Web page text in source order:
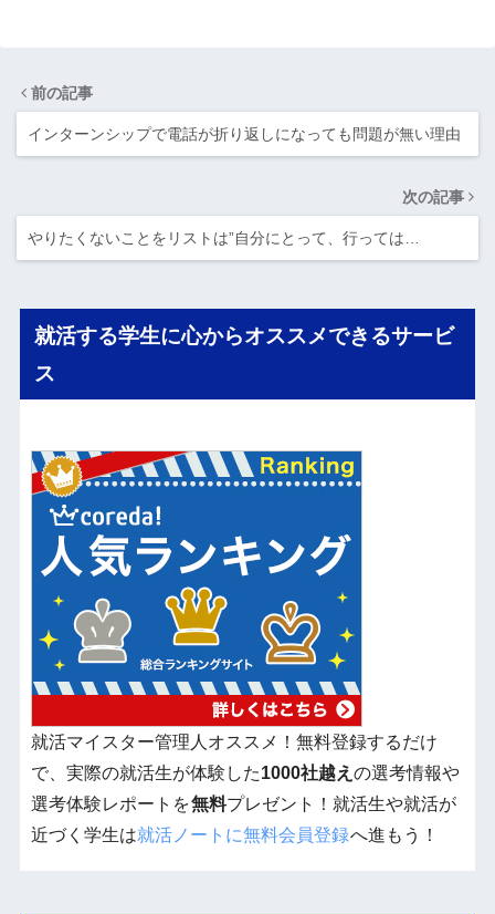
前の記事
インターンシップで電話が折り返しになっても問題が無い理由
次の記事
やりたくないことをリストは”自分にとって、行っては…
就活する学生に心からオススメできるサービ
ス
就活マイスター管理人オススメ！無料登録するだけ
で、実際の就活生が体験した1000社越え の選考情報や
選考体験レポートを無料プレゼント！就活生や就活が
近づく学生は就活ノートに無料会員登録へ進もう！